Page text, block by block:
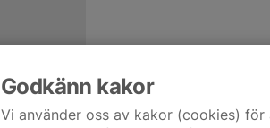
Godkänn kakor
Vi använder oss av kakor (cookies)